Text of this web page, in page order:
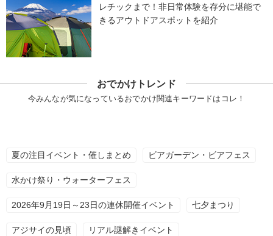
レチックまで！非日常体験を存分に堪能で
きるアウトドアスポットを紹介
おでかけトレンド
今みんなが気になっているおでかけ関連キーワードはコレ！
夏の注目イベント・催しまとめ ビアガーデン・ビアフェス
水かけ祭り・ウォーターフェス
2026年9月19日～23日の連休開催イベント 七夕まつり
アジサイの見頃 リアル謎解きイベント